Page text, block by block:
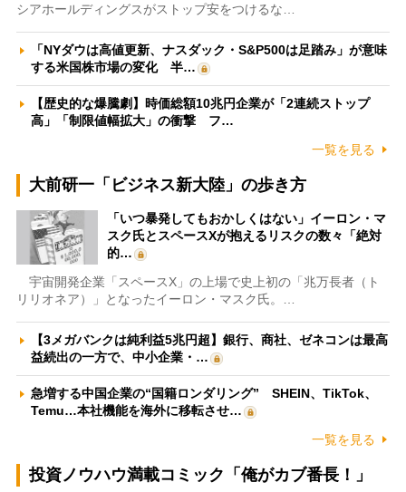
シアホールディングスがストップ安をつけるな…
「NYダウは高値更新、ナスダック・S&P500は足踏み」が意味
する米国株市場の変化 半…
【歴史的な爆騰劇】時価総額10兆円企業が「2連続ストップ
高」「制限値幅拡大」の衝撃 フ…
一覧を見る
大前研一「ビジネス新大陸」の歩き方
「いつ暴発してもおかしくはない」イーロン・マ
スク氏とスペースXが抱えるリスクの数々「絶対
的…
宇宙開発企業「スペースX」の上場で史上初の「兆万長者（ト
リリオネア）」となったイーロン・マスク氏。…
【3メガバンクは純利益5兆円超】銀行、商社、ゼネコンは最高
益続出の一方で、中小企業・…
急増する中国企業の“国籍ロンダリング” SHEIN、TikTok、
Temu…本社機能を海外に移転させ…
一覧を見る
投資ノウハウ満載コミック「俺がカブ番長！」